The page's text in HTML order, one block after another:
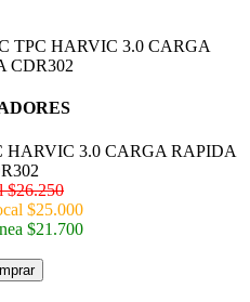
HARVIC 3.0 CARGA RAPIDA
$26.250
$25.000
$21.700